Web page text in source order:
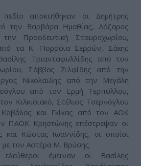
αποκτήθηκαν οι Δημήτρης
την Βαρβάρα Ημαθίας, Λάζαρος
Προοδευτική Σταυροχωρίου,
τα Κ. Πορρόϊα Σερρών, Σάκης
Τριανταφυλλίδης από τον
Σάββας Ζιλφίδης από την
Νικολαϊδης από την Μεγάλη
από τον Ερμή Τερπύλλου,
Κιλκισιακό, Στέλιος Τσερνόγλου
και Γκίκας από τον ΑΟΚ
ΠΑΟΚ Κρηστώνης επέστρεψαν οι
και Κώστας Ιωαννίδης, οι οποίοι
με τον Αστέρα Μ. Βρύσης.
έμειναν οι Βασίλης